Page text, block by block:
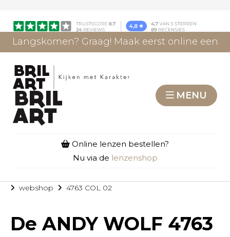
Langskomen? Graag! Maak eerst online een
MENU
Online lenzen bestellen?
Nu via de lenzenshop
webshop 4763 COL 02
DeANDY WOLF 4763